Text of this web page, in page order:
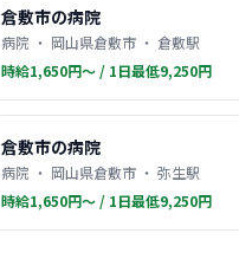
倉敷市の病院
病院 ・ 岡山県倉敷市 ・ 倉敷駅
時給1,650円〜 / 1日最低9,250円
倉敷市の病院
病院 ・ 岡山県倉敷市 ・ 弥生駅
時給1,650円〜 / 1日最低9,250円